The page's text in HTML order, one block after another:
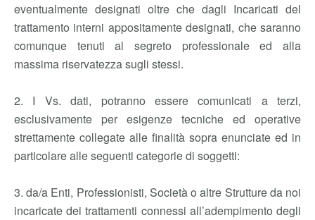
eventualmente designati oltre che dagli Incaricati del
trattamento interni appositamente designati, che saranno
comunque tenuti al segreto professionale ed alla
massima riservatezza sugli stessi.
2. I Vs. dati, potranno essere comunicati a terzi,
esclusivamente per esigenze tecniche ed operative
strettamente collegate alle finalità sopra enunciate ed in
particolare alle seguenti categorie di soggetti:
3. da/a Enti, Professionisti, Società o altre Strutture da noi
incaricate dei trattamenti connessi all’adempimento degli